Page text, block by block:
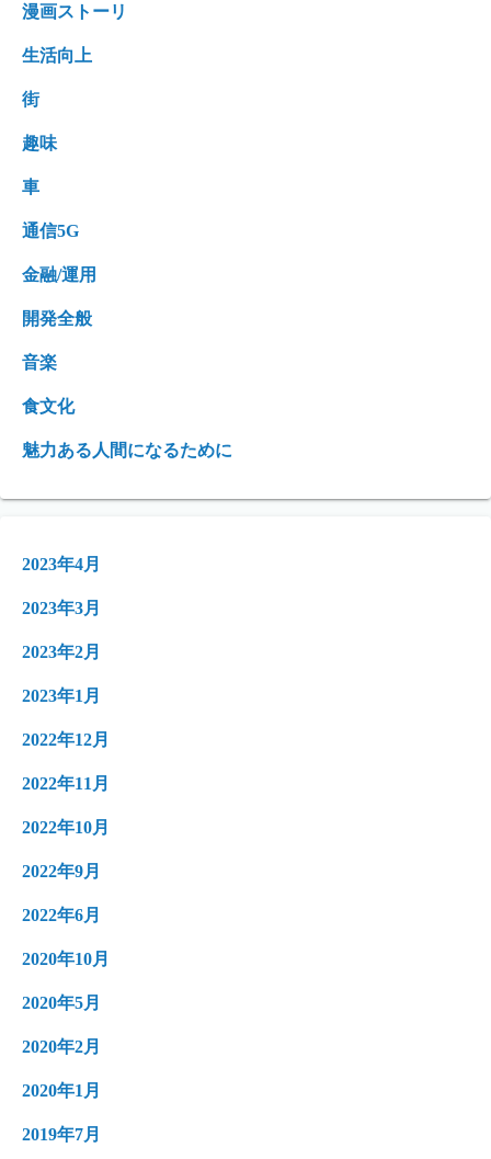
漫画ストーリ
生活向上
街
趣味
車
通信5G
金融/運用
開発全般
音楽
食文化
魅力ある人間になるために
2023年4月
2023年3月
2023年2月
2023年1月
2022年12月
2022年11月
2022年10月
2022年9月
2022年6月
2020年10月
2020年5月
2020年2月
2020年1月
2019年7月